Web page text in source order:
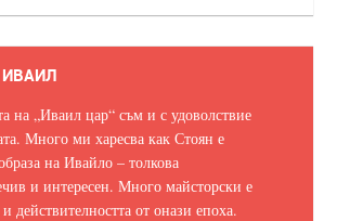
ИВАИЛ
на „Иваил цар“ съм и с удоволствие
Много ми харесва как Стоян е
на Ивайло – толкова
и интересен. Много майсторски е
действителността от онази епоха.